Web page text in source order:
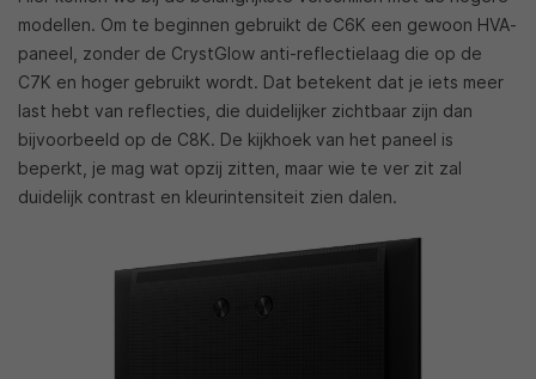
modellen. Om te beginnen gebruikt de C6K een gewoon HVA-
paneel, zonder de CrystGlow anti-reflectielaag die op de
C7K en hoger gebruikt wordt. Dat betekent dat je iets meer
last hebt van reflecties, die duidelijker zichtbaar zijn dan
bijvoorbeeld op de C8K. De kijkhoek van het paneel is
beperkt, je mag wat opzij zitten, maar wie te ver zit zal
duidelijk contrast en kleurintensiteit zien dalen.